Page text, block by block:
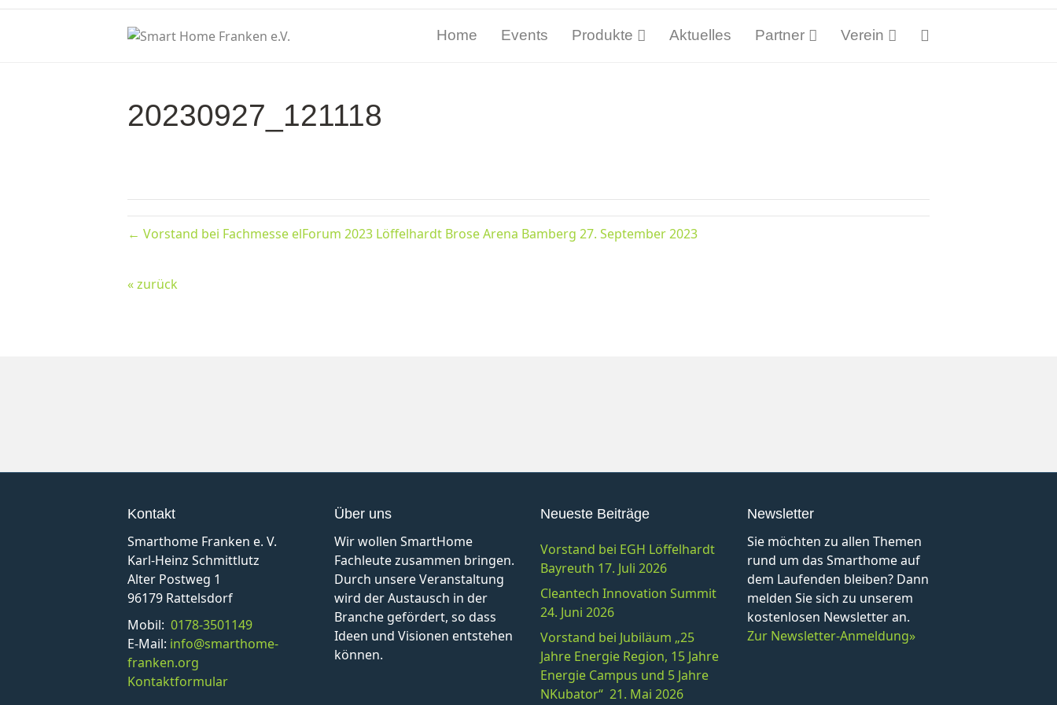
Home Events Produkte Aktuelles Partner Verein
20230927_121118
← Vorstand bei Fachmesse elForum 2023 Löffelhardt Brose Arena Bamberg 27. September 2023
« zurück
Kontakt
Smarthome Franken e. V.
Karl-Heinz Schmittlutz
Alter Postweg 1
96179 Rattelsdorf
Mobil: 0178-3501149
E-Mail: info@smarthome-
franken.org
Kontaktformular
Über uns
Wir wollen SmartHome
Fachleute zusammen bringen.
Durch unsere Veranstaltung
wird der Austausch in der
Branche gefördert, so dass
Ideen und Visionen entstehen
können.
Neueste Beiträge
Vorstand bei EGH Löffelhardt
Bayreuth 17. Juli 2026
Cleantech Innovation Summit
24. Juni 2026
Vorstand bei Jubiläum „25
Jahre Energie Region, 15 Jahre
Energie Campus und 5 Jahre
NKubator“ 21. Mai 2026
Newsletter
Sie möchten zu allen Themen
rund um das Smarthome auf
dem Laufenden bleiben? Dann
melden Sie sich zu unserem
kostenlosen Newsletter an.
Zur Newsletter-Anmeldung»